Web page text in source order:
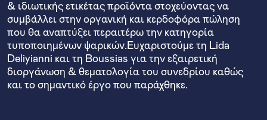
& ιδιωτικής ετικέτας προϊόντα στοχεύοντας να
συμβάλλει στην οργανική και κερδοφόρα πώληση
που θα αναπτύξει περαιτέρω την κατηγορία
τυποποιημένων ψαρικών.Ευχαριστούμε τη Lida
Deliyianni και τη Boussias για την εξαιρετική
διοργάνωση & θεματολογία του συνεδρίου καθώς
και το σημαντικό έργο που παράχθηκε.